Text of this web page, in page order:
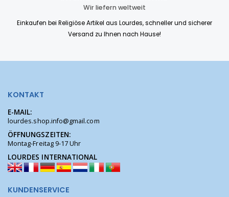
Wir liefern weltweit
Einkaufen bei Religiöse Artikel aus Lourdes, schneller und sicherer
Versand zu Ihnen nach Hause!
KONTAKT
E-MAIL:
lourdes.shop.info@gmail.com
ÖFFNUNGSZEITEN:
Montag-Freitag 9-17 Uhr
LOURDES INTERNATIONAL
KUNDENSERVICE